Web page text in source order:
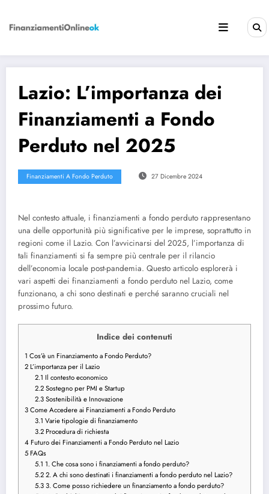
contenuto
Lazio: L’importanza dei
Finanziamenti a Fondo
Perduto nel 2025
Finanziamenti A Fondo Perduto 27 Dicembre 2024
Nel contesto attuale, i finanziamenti a fondo perduto rappresentano
una delle opportunità più significative per le imprese, soprattutto in
regioni come il Lazio. Con l’avvicinarsi del 2025, l’importanza di
tali finanziamenti si fa sempre più centrale per il rilancio
dell’economia locale post-pandemia. Questo articolo esplorerà i
vari aspetti dei finanziamenti a fondo perduto nel Lazio, come
funzionano, a chi sono destinati e perché saranno cruciali nel
prossimo futuro.
Indice dei contenuti
1 Cos’è un Finanziamento a Fondo Perduto?
2 L’importanza per il Lazio
2.1 Il contesto economico
2.2Sostegno per PMI e Startup
2.3Sostenibilità e Innovazione
3Come Accedere ai Finanziamenti a Fondo Perduto
3.1 Varie tipologie di finanziamento
3.2 Procedura di richiesta
4 Futuro dei Finanziamenti a Fondo Perduto nel Lazio
5 FAQs
5.1 1. Che cosa sono i finanziamenti a fondo perduto?
5.22. A chi sono destinati i finanziamenti a fondo perduto nel Lazio?
5.33. Come posso richiedere un finanziamento a fondo perduto?